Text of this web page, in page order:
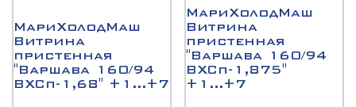
МариХолодМаш
Витрина
пристенная
"Варшава 160/94
ВХСп-1,68" +1...+7
МариХолодМаш
Витрина
пристенная
"Варшава 160/94
ВХСп-1,875"
+1...+7